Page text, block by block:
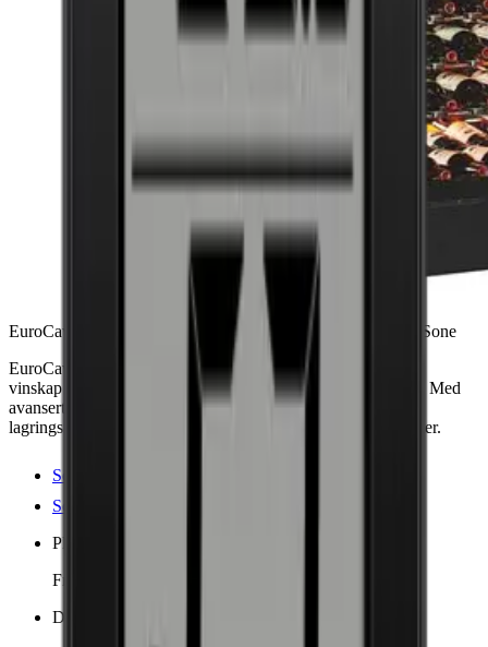
EuroCave Professional 9180V ShowCave - 180 Flasker - 1 Sone
EuroCave Professional 9180V ShowCave er et førsteklasses
vinskap designet for å holde 180 flasker i en temperatursone. Med
avansert teknologi og elegant design, tilbyr den optimale
lagringsforhold og estetisk tiltrekningskraft for dine beste viner.
Se produktdetaljer
Se spesifikasjoner
Plassering
Frittstående, Innebygd
Dimensjoner (BxHxD cm)